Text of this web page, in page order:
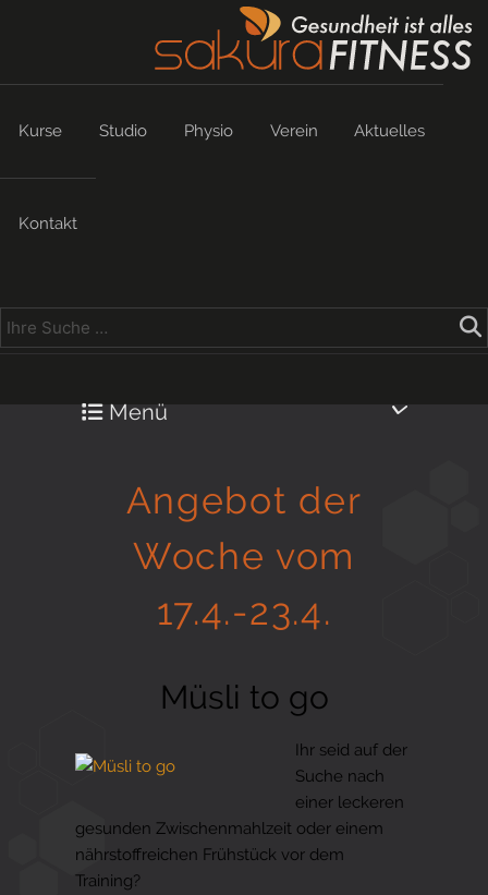
Kurse Studio Physio Verein Aktuelles
Kontakt
Menü
Gesund in Form
Sauna- und Freizeitcenter
Aktiv für Ihre Gesundheit
Gesunde Ernährungsberatung
Angebot der
Woche vom
17.4.-23.4.
Müsli to go
Ihr seid auf der
Suche nach
einer leckeren
gesunden Zwischenmahlzeit oder einem
nährstoffreichen Frühstück vor dem
Training?